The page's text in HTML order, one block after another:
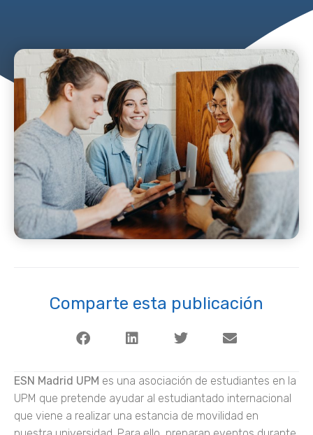
Comparte esta publicación
ESN Madrid UPM es una asociación de estudiantes en la
UPM que pretende ayudar al estudiantado internacional
que viene a realizar una estancia de movilidad en